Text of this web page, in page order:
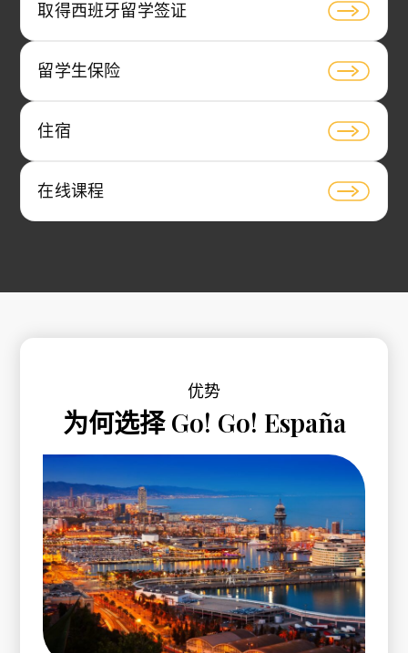
取得西班牙留学签证
留学生保险
住宿
在线课程
优势
为何选择 Go! Go! España